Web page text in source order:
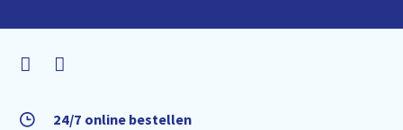
24/7 online bestellen